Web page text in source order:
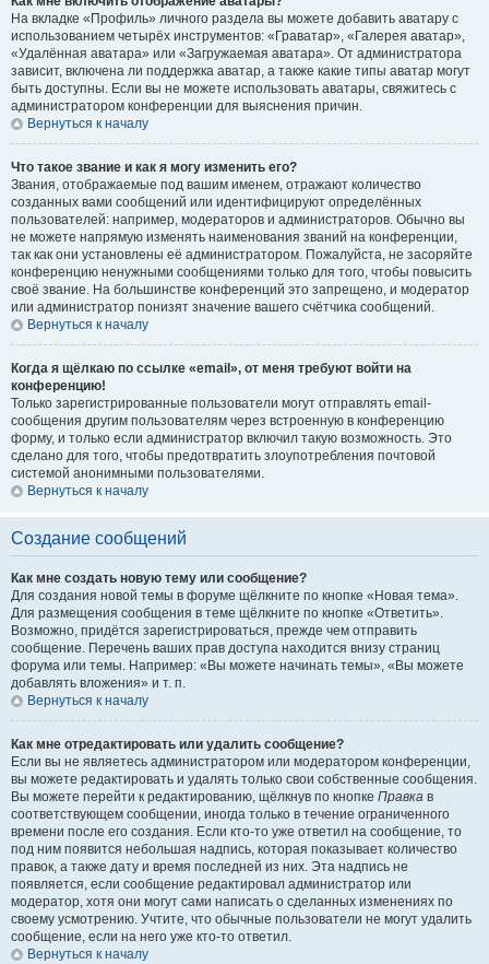
На вкладке «Профиль» личного раздела вы можете добавить аватару с
использованием четырёх инструментов: «Граватар», «Галерея аватар»,
«Удалённая аватара» или «Загружаемая аватара». От администратора
зависит, включена ли поддержка аватар, а также какие типы аватар могут
быть доступны. Если вы не можете использовать аватары, свяжитесь с
администратором конференции для выяснения причин.
Вернуться к началу
Что такое звание и как я могу изменить его?
Звания, отображаемые под вашим именем, отражают количество
созданных вами сообщений или идентифицируют определённых
пользователей: например, модераторов и администраторов. Обычно вы
не можете напрямую изменять наименования званий на конференции,
так как они установлены её администратором. Пожалуйста, не засоряйте
конференцию ненужными сообщениями только для того, чтобы повысить
своё звание. На большинстве конференций это запрещено, и модератор
или администратор понизят значение вашего счётчика сообщений.
Вернуться к началу
Когда я щёлкаю по ссылке «email», от меня требуют войти на
конференцию!
Только зарегистрированные пользователи могут отправлять email-
сообщения другим пользователям через встроенную в конференцию
форму, и только если администратор включил такую возможность. Это
сделано для того, чтобы предотвратить злоупотребления почтовой
системой анонимными пользователями.
Вернуться к началу
Создание сообщений
Как мне создать новую тему или сообщение?
Для создания новой темы в форуме щёлкните по кнопке «Новая тема».
Для размещения сообщения в теме щёлкните по кнопке «Ответить».
Возможно, придётся зарегистрироваться, прежде чем отправить
сообщение. Перечень ваших прав доступа находится внизу страниц
форума или темы. Например: «Вы можете начинать темы», «Вы можете
добавлять вложения» и т. п.
Вернуться к началу
Как мне отредактировать или удалить сообщение?
Если вы не являетесь администратором или модератором конференции,
вы можете редактировать и удалять только свои собственные сообщения.
Вы можете перейти к редактированию, щёлкнув по кнопке Правка в
соответствующем сообщении, иногда только в течение ограниченного
времени после его создания. Если кто-то уже ответил на сообщение, то
под ним появится небольшая надпись, которая показывает количество
правок, а также дату и время последней из них. Эта надпись не
появляется, если сообщение редактировал администратор или
модератор, хотя они могут сами написать о сделанных изменениях по
своему усмотрению. Учтите, что обычные пользователи не могут удалить
сообщение, если на него уже кто-то ответил.
Вернуться к началу